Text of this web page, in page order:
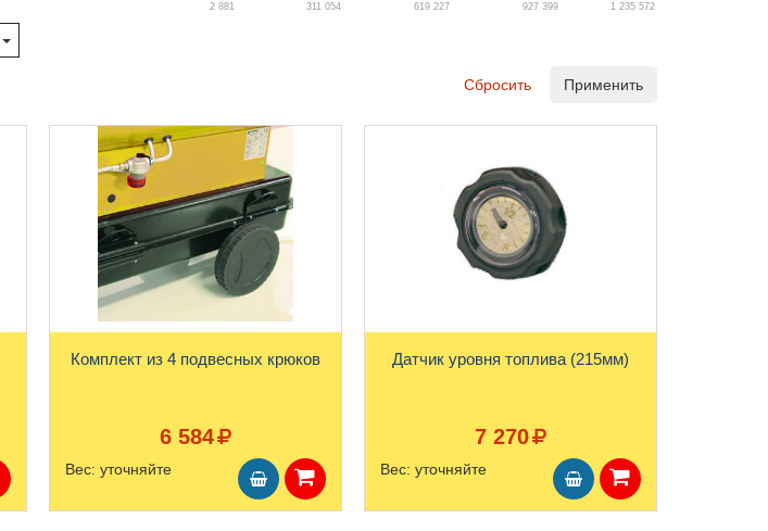
2 881 311 054 619 227 927 399 1 235 572
Сбросить Применить
Комплект из 4 подвесных крюков
6 584
Вес: уточняйте
Датчик уровня топлива (215мм)
7 270
Вес: уточняйте